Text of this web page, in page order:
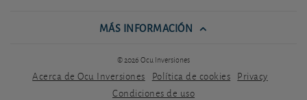
MÁS INFORMACIÓN
© 2026 Ocu Inversiones
Acerca de Ocu Inversiones Política de cookies Privacy
Condiciones de uso